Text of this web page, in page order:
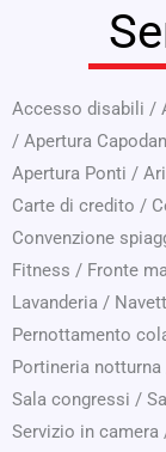
Accesso disabili /
/ Apertura
Apertura Ponti /
Carte di credito /
Convenzione
Fitness / Fronte
Lavanderia /
Pernottamento
Portineria notturna
Sala congressi /
Servizio in camera